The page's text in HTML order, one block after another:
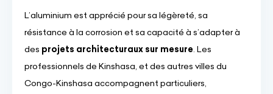
L’aluminium est apprécié pour sa légèreté, sa
résistance à la corrosion et sa capacité à s’adapter à
des projets architecturaux sur mesure. Les
professionnels de Kinshasa, et des autres villes du
Congo-Kinshasa accompagnent particuliers,